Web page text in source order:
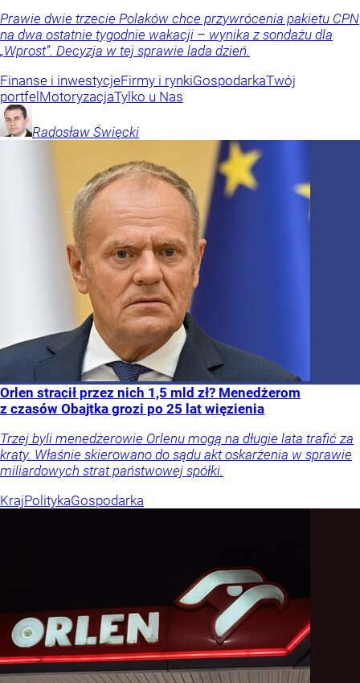
Prawie dwie trzecie Polaków chce przywrócenia pakietu CPN
na dwa ostatnie tygodnie wakacji – wynika z sondażu dla
„Wprost”. Decyzja w tej sprawie lada dzień.
Finanse i inwestycjeFirmy i rynkiGospodarkaTwój
portfelMotoryzacjaTylko u Nas
Radosław Święcki
Orlen stracił przez nich 1,5 mld zł? Menedżerom
z czasów Obajtka grozi po 25 lat więzienia
Trzej byli menedżerowie Orlenu mogą na długie lata trafić za
kraty. Właśnie skierowano do sądu akt oskarżenia w sprawie
miliardowych strat państwowej spółki.
KrajPolitykaGospodarka